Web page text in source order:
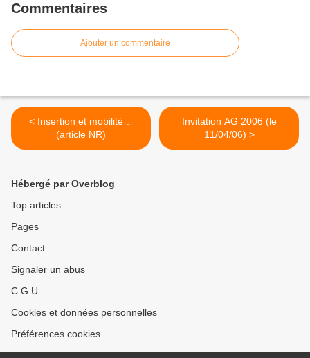
Commentaires
Ajouter un commentaire
< Insertion et mobilité…
(article NR)
Invitation AG 2006 (le
11/04/06) >
Hébergé par Overblog
Top articles
Pages
Contact
Signaler un abus
C.G.U.
Cookies et données personnelles
Préférences cookies